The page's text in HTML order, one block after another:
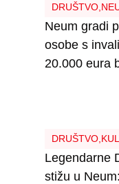
DRUŠTVO,
Neum gradi
osobe s
20.000 eura
DRUŠTVO,
Legendarne
stižu u